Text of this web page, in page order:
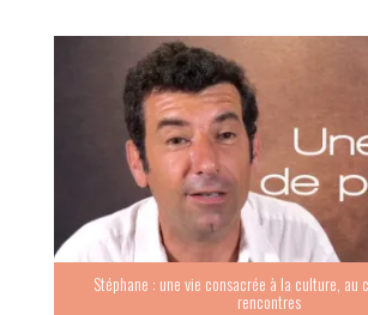
Stéphane : une vie consacrée à la culture, au
rencontres